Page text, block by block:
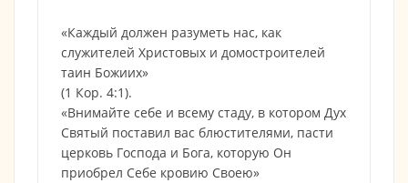
«Каждый должен разуметь нас, как
служителей Христовых и домостроителей
таин Божиих»
(1 Кор. 4:1).
«Внимайте себе и всему стаду, в котором Дух
Святый поставил вас блюстителями, пасти
церковь Господа и Бога, которую Он
приобрел Себе кровию Своею»